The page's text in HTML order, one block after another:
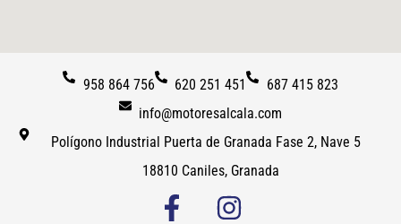
958 864 756 620 251 451
687 415 823
info@motoresalcala.com
Polígono Industrial Puerta de Granada Fase 2, Nave 5
18810 Caniles, Granada